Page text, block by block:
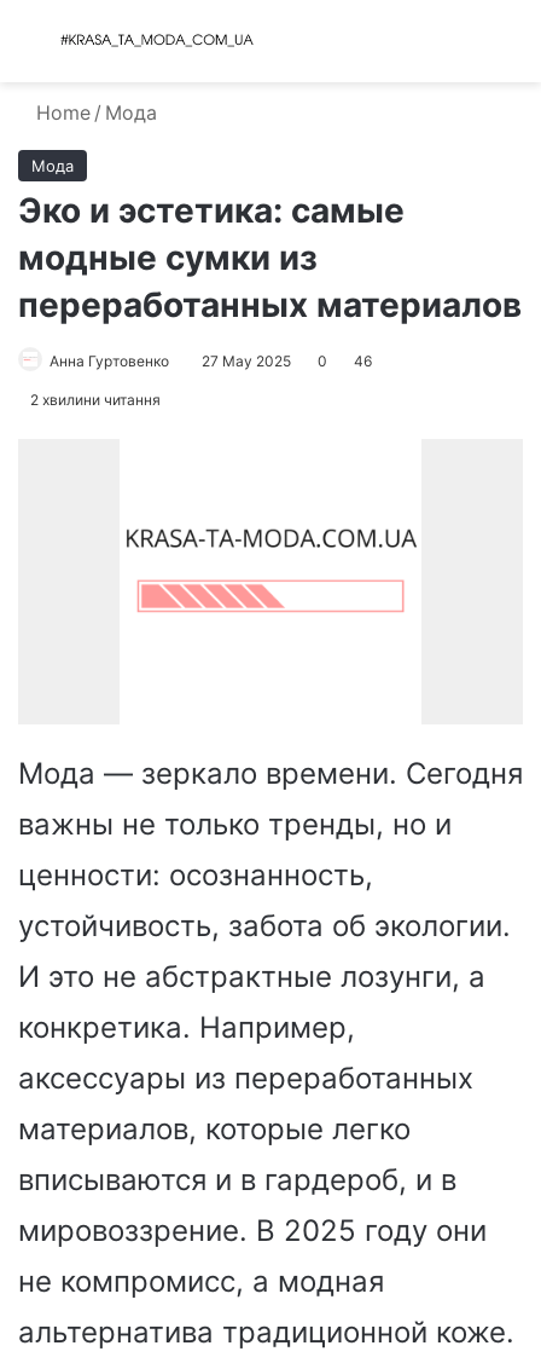
Menu
Home / Мода
Мода
Эко и эстетика: самые
модные сумки из
переработанных материалов
Анна Гуртовенко 27 May 2025 0 46
2 хвилини читання
Мода — зеркало времени. Сегодня
важны не только тренды, но и
ценности: осознанность,
устойчивость, забота об экологии.
И это не абстрактные лозунги, а
конкретика. Например,
аксессуары из переработанных
материалов, которые легко
вписываются и в гардероб, и в
мировоззрение. В 2025 году они
не компромисс, а модная
альтернатива традиционной коже.